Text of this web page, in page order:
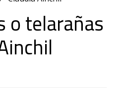
o telarañas